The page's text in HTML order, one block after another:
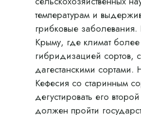
температурам и
грибковые
Крыму, где климат
гибридизацией сортов,
дагестанскими
Кефесия со старинным
дегустировать его
должен пройти